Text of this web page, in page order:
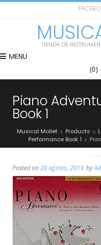
TIENDA DE
MENU
(0)
Piano
Book 1
Musical Mollet > Products >
Performance Book 1 >
Posted on28 agosto, 2019 by